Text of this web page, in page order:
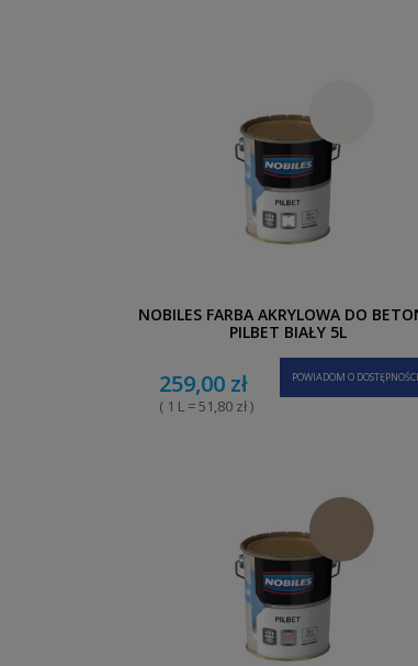
NOBILES FARBA AKRYLOWA DO
PILBET BIAŁY 5L
259,00 zł
( 1 L = 51,80 zł )
POWIADOM O DOSTĘPNOŚCI